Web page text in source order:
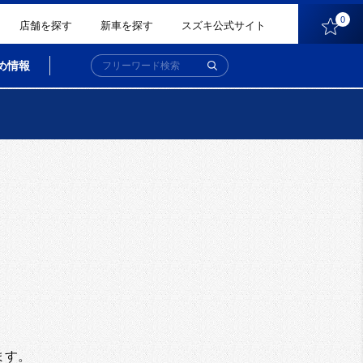
店舗を探す 新車を探す スズキ公式サイト 0
情報
す。